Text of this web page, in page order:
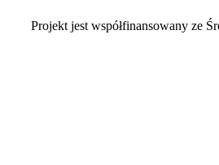
Projekt jest współfinansowany ze